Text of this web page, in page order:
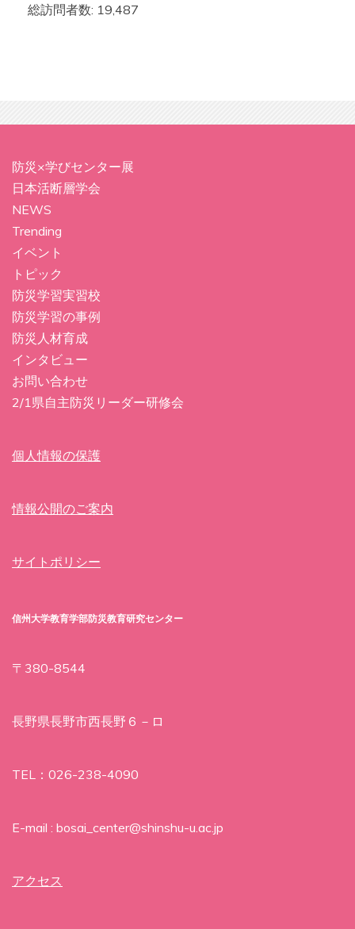
総訪問者数: 19,487
防災×学びセンター展
日本活断層学会
NEWS
Trending
イベント
トピック
防災学習実習校
防災学習の事例
防災人材育成
インタビュー
お問い合わせ
2/1県自主防災リーダー研修会
個人情報の保護
情報公開のご案内
サイトポリシー
信州大学教育学部防災教育研究センター
〒380-8544
長野県長野市西長野６－ロ
TEL：026-238-4090
E-mail : bosai_center@shinshu-u.ac.jp
アクセス